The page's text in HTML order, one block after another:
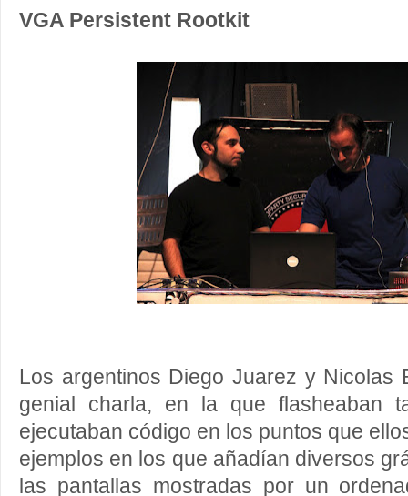
VGA Persistent Rootkit
Los argentinos Diego Juarez y Nicolas
genial charla, en la que flasheaban
ejecutaban código en los puntos que
ejemplos en los que añadían diversos
las pantallas mostradas por un